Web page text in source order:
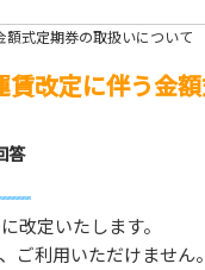
額式定期券の取扱いについて
賃改定に伴う金
答
改定いたします。
利用いただけません。